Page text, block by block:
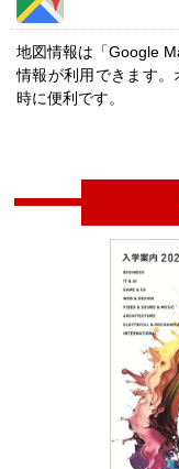
地図情報は「Google
情報が利用できます
時に便利です。